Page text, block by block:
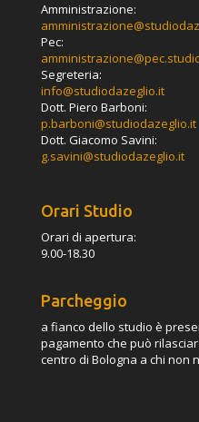
Amministrazione:
Pec:
Segreteria:
info@studiodazeglio.it
Dott. Piero Barboni:
p.barboni@studiodazeglio.it
Dott. Giacomo Savini:
g.savini@studiodazeglio.it
Orari Studio
Orari di apertura:
9.00-18.30
Parcheggio
a fianco dello studio è
pagamento che può
centro di Bologna a chi non